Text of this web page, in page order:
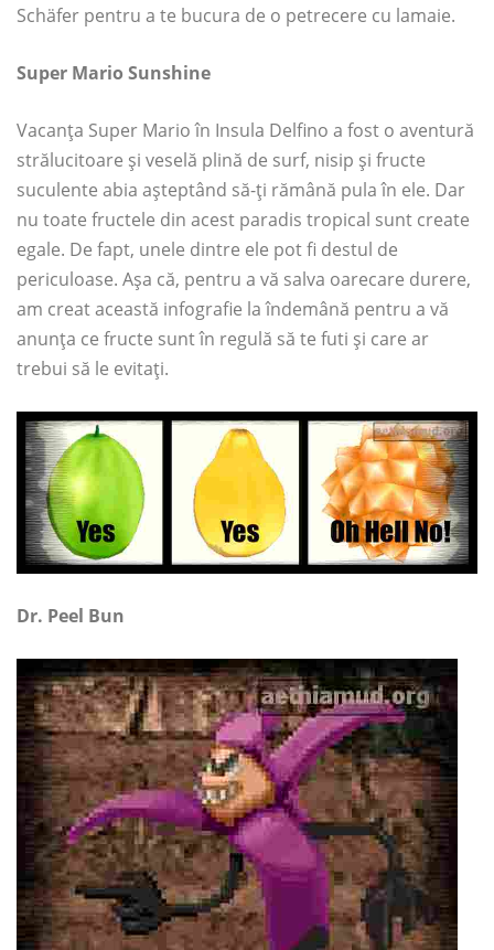
Schäfer pentru a te bucura de o petrecere cu lamaie.
Super Mario Sunshine
Vacanța Super Mario în Insula Delfino a fost o aventură
strălucitoare și veselă plină de surf, nisip și fructe
suculente abia așteptând să-ți rămână pula în ele. Dar
nu toate fructele din acest paradis tropical sunt create
egale. De fapt, unele dintre ele pot fi destul de
periculoase. Așa că, pentru a vă salva oarecare durere,
am creat această infografie la îndemână pentru a vă
anunța ce fructe sunt în regulă să te futi și care ar
trebui să le evitați.
Dr. Peel Bun